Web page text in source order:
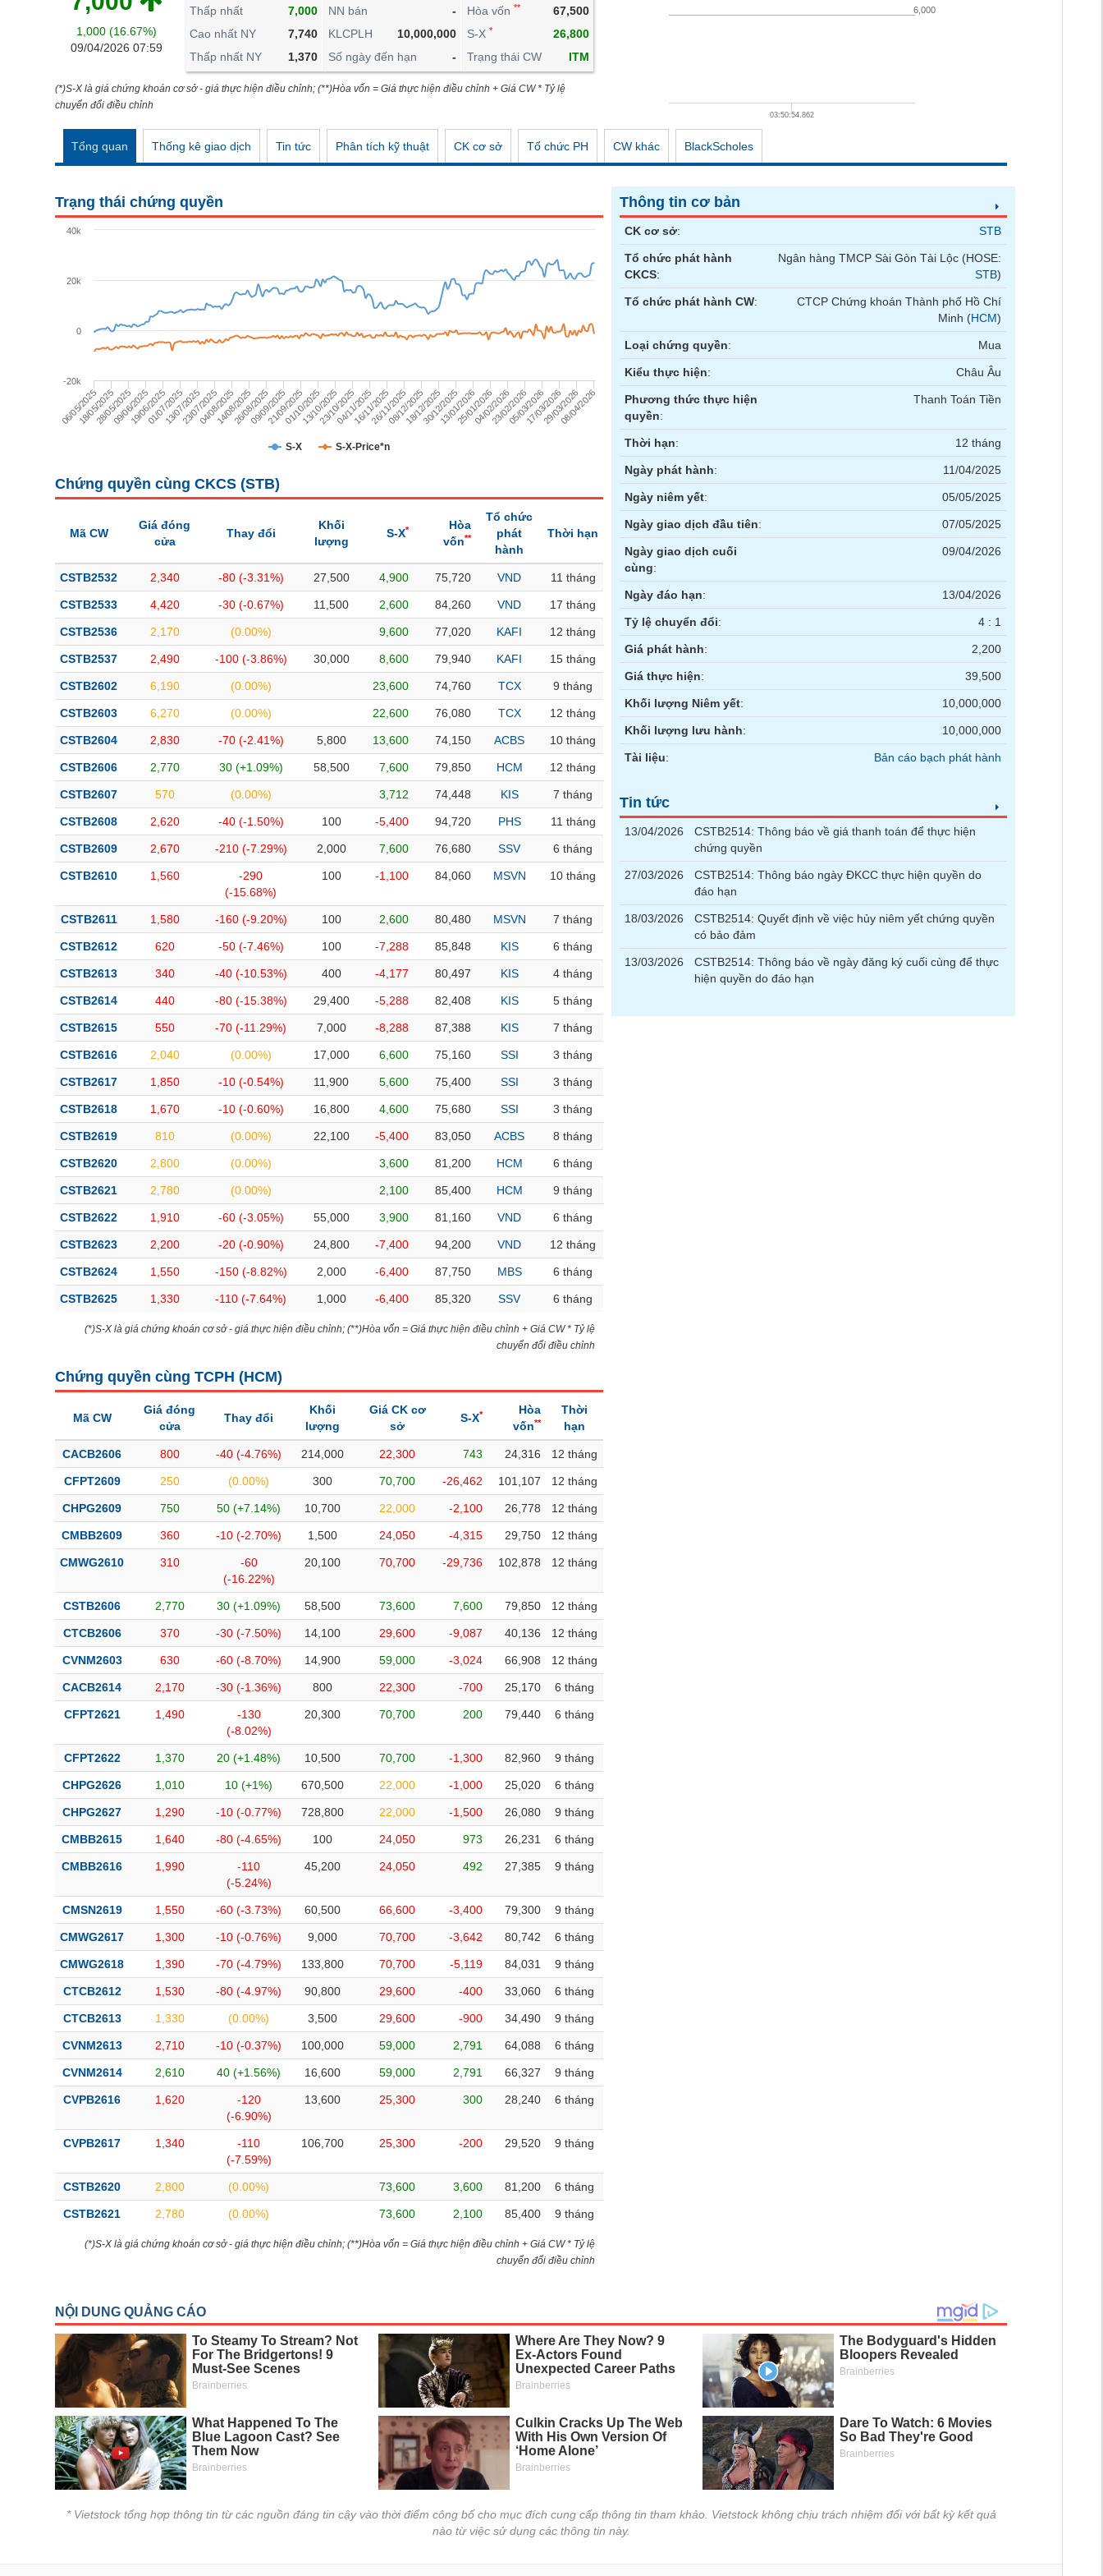
1,000 (16.67%)
09/04/2026 07:59
Thấp nhất
7,000
Cao nhất NY
7,740
Thấp nhất NY
1,370
NN bán
-
KLCPLH
10,000,000
Số ngày đến hạn
-
Hòa vốn **
67,500
S-X *
26,800
Trạng thái CW
ITM
(*)S-X là giá chứng khoán cơ sở - giá thực hiện điều chỉnh; (**)Hòa vốn = Giá thực hiện điều chỉnh + Giá CW * Tỷ lệ
chuyển đổi điều chỉnh
03:50:54.862
6,000
Tổng quan Thống kê giao dịch Tin tức Phân tích kỹ thuật CK cơ sở Tổ chức PH CW khác BlackScholes
Trạng thái chứng quyền
S-X S-X-Price*n
06/05/2025
18/05/2025
28/05/2025
09/06/2025
19/06/2025
01/07/2025
13/07/2025
23/07/2025
04/08/2025
14/08/2025
26/08/2025
09/09/2025
21/09/2025
01/10/2025
13/10/2025
23/10/2025
04/11/2025
16/11/2025
26/11/2025
08/12/2025
18/12/2025
30/12/2025
13/01/2026
25/01/2026
04/02/2026
23/02/2026
05/03/2026
17/03/2026
29/03/2026
08/04/2026
-20k
0
20k
40k
Chứng quyền cùng CKCS (STB)
Mã CW
Giá đóng
cửa
Thay đổi
Khối
lượng
S-X*
Hòa
vốn**
Tổ chức
phát
hành
Thời hạn
CSTB2532 2,340 -80 (-3.31%) 27,500 4,900 75,720 VND 11 tháng
CSTB2533 4,420 -30 (-0.67%) 11,500 2,600 84,260 VND 17 tháng
CSTB2536 2,170 (0.00%) 9,600 77,020 KAFI 12 tháng
CSTB2537 2,490 -100 (-3.86%) 30,000 8,600 79,940 KAFI 15 tháng
CSTB2602 6,190 (0.00%) 23,600 74,760 TCX 9 tháng
CSTB2603 6,270 (0.00%) 22,600 76,080 TCX 12 tháng
CSTB2604 2,830 -70 (-2.41%) 5,800 13,600 74,150 ACBS 10 tháng
CSTB2606 2,770 30 (+1.09%) 58,500 7,600 79,850 HCM 12 tháng
CSTB2607 570 (0.00%) 3,712 74,448 KIS 7 tháng
CSTB2608 2,620 -40 (-1.50%) 100 -5,400 94,720 PHS 11 tháng
CSTB2609 2,670 -210 (-7.29%) 2,000 7,600 76,680 SSV 6 tháng
CSTB2610 1,560
-290
(-15.68%)
100 -1,100 84,060 MSVN 10 tháng
CSTB2611 1,580 -160 (-9.20%) 100 2,600 80,480 MSVN 7 tháng
CSTB2612 620 -50 (-7.46%) 100 -7,288 85,848 KIS 6 tháng
CSTB2613 340 -40 (-10.53%) 400 -4,177 80,497 KIS 4 tháng
CSTB2614 440 -80 (-15.38%) 29,400 -5,288 82,408 KIS 5 tháng
CSTB2615 550 -70 (-11.29%) 7,000 -8,288 87,388 KIS 7 tháng
CSTB2616 2,040 (0.00%) 17,000 6,600 75,160 SSI 3 tháng
CSTB2617 1,850 -10 (-0.54%) 11,900 5,600 75,400 SSI 3 tháng
CSTB2618 1,670 -10 (-0.60%) 16,800 4,600 75,680 SSI 3 tháng
CSTB2619 810 (0.00%) 22,100 -5,400 83,050 ACBS 8 tháng
CSTB2620 2,800 (0.00%) 3,600 81,200 HCM 6 tháng
CSTB2621 2,780 (0.00%) 2,100 85,400 HCM 9 tháng
CSTB2622 1,910 -60 (-3.05%) 55,000 3,900 81,160 VND 6 tháng
CSTB2623 2,200 -20 (-0.90%) 24,800 -7,400 94,200 VND 12 tháng
CSTB2624 1,550 -150 (-8.82%) 2,000 -6,400 87,750 MBS 6 tháng
CSTB2625 1,330 -110 (-7.64%) 1,000 -6,400 85,320 SSV 6 tháng
(*)S-X là giá chứng khoán cơ sở - giá thực hiện điều chỉnh; (**)Hòa vốn = Giá thực hiện điều chỉnh + Giá CW * Tỷ lệ
chuyển đổi điều chỉnh
Chứng quyền cùng TCPH (HCM)
Mã CW
Giá đóng
cửa
Thay đổi
Khối
lượng
Giá CK cơ
sở
S-X*
Hòa
vốn**
Thời
hạn
CACB2606 800 -40 (-4.76%) 214,000 22,300 743 24,316 12 tháng
CFPT2609 250 (0.00%) 300 70,700 -26,462 101,107 12 tháng
CHPG2609 750 50 (+7.14%) 10,700 22,000 -2,100 26,778 12 tháng
CMBB2609 360 -10 (-2.70%) 1,500 24,050 -4,315 29,750 12 tháng
CMWG2610 310
-60
(-16.22%)
20,100 70,700 -29,736 102,878 12 tháng
CSTB2606 2,770 30 (+1.09%) 58,500 73,600 7,600 79,850 12 tháng
CTCB2606 370 -30 (-7.50%) 14,100 29,600 -9,087 40,136 12 tháng
CVNM2603 630 -60 (-8.70%) 14,900 59,000 -3,024 66,908 12 tháng
CACB2614 2,170 -30 (-1.36%) 800 22,300 -700 25,170 6 tháng
CFPT2621 1,490
-130
(-8.02%)
20,300 70,700 200 79,440 6 tháng
CFPT2622 1,370 20 (+1.48%) 10,500 70,700 -1,300 82,960 9 tháng
CHPG2626 1,010 10 (+1%) 670,500 22,000 -1,000 25,020 6 tháng
CHPG2627 1,290 -10 (-0.77%) 728,800 22,000 -1,500 26,080 9 tháng
CMBB2615 1,640 -80 (-4.65%) 100 24,050 973 26,231 6 tháng
CMBB2616 1,990
-110
(-5.24%)
45,200 24,050 492 27,385 9 tháng
CMSN2619 1,550 -60 (-3.73%) 60,500 66,600 -3,400 79,300 9 tháng
CMWG2617 1,300 -10 (-0.76%) 9,000 70,700 -3,642 80,742 6 tháng
CMWG2618 1,390 -70 (-4.79%) 133,800 70,700 -5,119 84,031 9 tháng
CTCB2612 1,530 -80 (-4.97%) 90,800 29,600 -400 33,060 6 tháng
CTCB2613 1,330 (0.00%) 3,500 29,600 -900 34,490 9 tháng
CVNM2613 2,710 -10 (-0.37%) 100,000 59,000 2,791 64,088 6 tháng
CVNM2614 2,610 40 (+1.56%) 16,600 59,000 2,791 66,327 9 tháng
CVPB2616 1,620
-120
(-6.90%)
13,600 25,300 300 28,240 6 tháng
CVPB2617 1,340
-110
(-7.59%)
106,700 25,300 -200 29,520 9 tháng
CSTB2620 2,800 (0.00%) 73,600 3,600 81,200 6 tháng
CSTB2621 2,780 (0.00%) 73,600 2,100 85,400 9 tháng
(*)S-X là giá chứng khoán cơ sở - giá thực hiện điều chỉnh; (**)Hòa vốn = Giá thực hiện điều chỉnh + Giá CW * Tỷ lệ
chuyển đổi điều chỉnh
Thông tin cơ bản
CK cơ sở: STB
Tổ chức phát hành
CKCS:
Ngân hàng TMCP Sài Gòn Tài Lộc (HOSE:
STB)
Tổ chức phát hành CW:
CTCP Chứng khoán Thành phố Hồ Chí
Minh (HCM)
Loại chứng quyền: Mua
Kiểu thực hiện: Châu Âu
Phương thức thực hiện
quyền:
Thanh Toán Tiền
Thời hạn: 12 tháng
Ngày phát hành: 11/04/2025
Ngày niêm yết: 05/05/2025
Ngày giao dịch đầu tiên: 07/05/2025
Ngày giao dịch cuối
cùng:
09/04/2026
Ngày đáo hạn: 13/04/2026
Tỷ lệ chuyển đổi: 4 : 1
Giá phát hành: 2,200
Giá thực hiện: 39,500
Khối lượng Niêm yết: 10,000,000
Khối lượng lưu hành: 10,000,000
Tài liệu: Bản cáo bạch phát hành
Tin tức
13/04/2026
CSTB2514: Thông báo về giá thanh toán để thực hiện
chứng quyền
27/03/2026
CSTB2514: Thông báo ngày ĐKCC thực hiện quyền do
đáo hạn
18/03/2026
CSTB2514: Quyết định về việc hủy niêm yết chứng quyền
có bảo đảm
13/03/2026
CSTB2514: Thông báo về ngày đăng ký cuối cùng để thực
hiện quyền do đáo hạn
* Vietstock tổng hợp thông tin từ các nguồn đáng tin cậy vào thời điểm công bố cho mục đích cung cấp thông tin tham khảo. Vietstock không chịu trách nhiệm đối với bất kỳ kết quả
nào từ việc sử dụng các thông tin này.
THẾ GIỚI
ĐÔNG DƯƠNG
PHÂN TÍCH
CÔNG CỤ ĐẦU TƯ
XUẤT DỮ LIỆU
TIN MỚI
VS-SECTOR
NGUYÊN VẬT LIỆU
TIÊU DÙNG KHÔNG THIẾT YẾU
TIÊU DÙNG THIẾT YẾU
CHĂM SÓC SỨC KHỎE
CÔNG NGHỆ THÔNG TIN
BẤT ĐỘNG SẢN
Cổ phiếu Chỉ số Chứng chỉ quỹ Chứng quyền Hợp đồng tương lai Trái phiếu
Lãnh đạo(-)
Người nội bộ Người liên quan Cổ đông lớn
Tin tức(-)
Bài viết của tác giả(-)
Báo cáo phân tích (-)
Thuật ngữ(-)
Dịch vụ(-)
Đào tạo
Sách tài chính
Công cụ đầu tư
Truyền thông tài chính
Dữ liệu tài chính